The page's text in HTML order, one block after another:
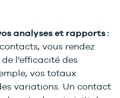
analyses et rapports :
vous rendez
l'efficacité des
vos totaux
variations. Un contact